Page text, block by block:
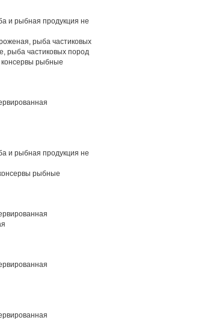
и рыбная продукция не
рыба частиковых
рыба частиковых пород
рыбные
и рыбная продукция не
рыбные